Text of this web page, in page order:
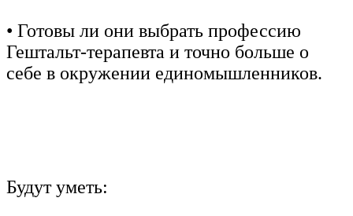
• Готовы ли они выбрать профессию
Гештальт-терапевта и точно больше о
себе в окружении единомышленников.
Будут уметь: